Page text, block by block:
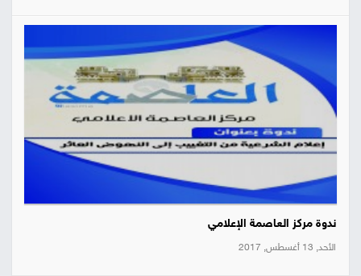
ندوة مركز العاصمة الإعلامي
الأحد, 13 أغسطس, 2017